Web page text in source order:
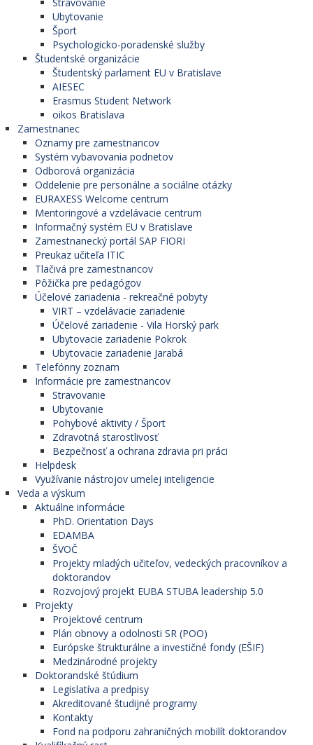
Ubytovanie
Šport
Psychologicko-poradenské služby
Študentské organizácie
Študentský parlament EU v Bratislave
AIESEC
Erasmus Student Network
oikos Bratislava
Zamestnanec
Oznamy pre zamestnancov
Systém vybavovania podnetov
Odborová organizácia
Oddelenie pre personálne a sociálne otázky
EURAXESS Welcome centrum
Mentoringové a vzdelávacie centrum
Informačný systém EU v Bratislave
Zamestnanecký portál SAP FIORI
Preukaz učiteľa ITIC
Tlačivá pre zamestnancov
Pôžička pre pedagógov
Účelové zariadenia - rekreačné pobyty
VIRT – vzdelávacie zariadenie
Účelové zariadenie - Vila Horský park
Ubytovacie zariadenie Pokrok
Ubytovacie zariadenie Jarabá
Telefónny zoznam
Informácie pre zamestnancov
Stravovanie
Ubytovanie
Pohybové aktivity / Šport
Zdravotná starostlivosť
Bezpečnosť a ochrana zdravia pri práci
Helpdesk
Využívanie nástrojov umelej inteligencie
Veda a výskum
Aktuálne informácie
PhD. Orientation Days
EDAMBA
ŠVOČ
Projekty mladých učiteľov, vedeckých pracovníkov a
doktorandov
Rozvojový projekt EUBA STUBA leadership 5.0
Projekty
Projektové centrum
Plán obnovy a odolnosti SR (POO)
Európske štrukturálne a investičné fondy (EŠIF)
Medzinárodné projekty
Doktorandské štúdium
Legislatíva a predpisy
Akreditované študijné programy
Kontakty
Fond na podporu zahraničných mobilít doktorandov